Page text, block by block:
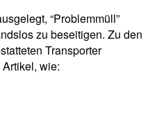
“Problemmüll”
zu beseitigen. Zu den
Transporter
wie: